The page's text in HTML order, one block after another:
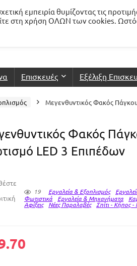
Επισκευές Εξέλιξη
Μεγενθυντικός Φακός
Φακός
LED 3 Επιπέδων
19 Εργαλεία & Εξοπλισμός
Φωτιστικά
Εργαλεία & Μηχανήματα
Αφίξεις Νέες Παραλαβές Σπίτι - Κήπος -
εμπειρία θυμίζοντας τις
στη χρήση ΟΛΩΝ των cookies.